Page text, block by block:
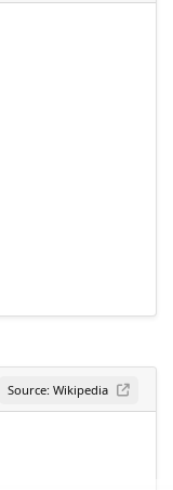
Source: Wikipedia